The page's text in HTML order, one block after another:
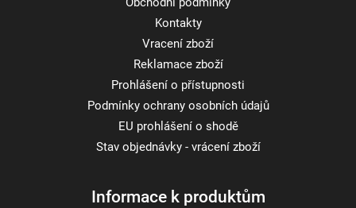
Kontakty
Vracení zboží
Reklamace zboží
Prohlášení o přístupnosti
Podmínky ochrany osobních údajů
EU prohlášení o shodě
Stav objednávky - vrácení zboží
Informace k produktům